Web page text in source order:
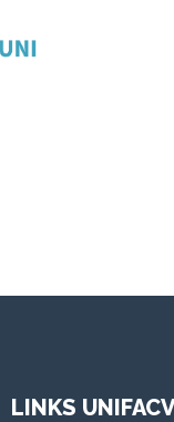
LINKS